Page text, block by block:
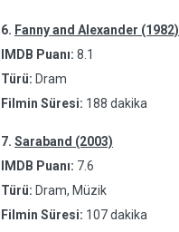
6. Fanny and Alexander (1982)
IMDB Puanı: 8.1
Türü: Dram
Filmin Süresi: 188 dakika
7. Saraband (2003)
IMDB Puanı: 7.6
Türü: Dram, Müzik
Filmin Süresi: 107 dakika